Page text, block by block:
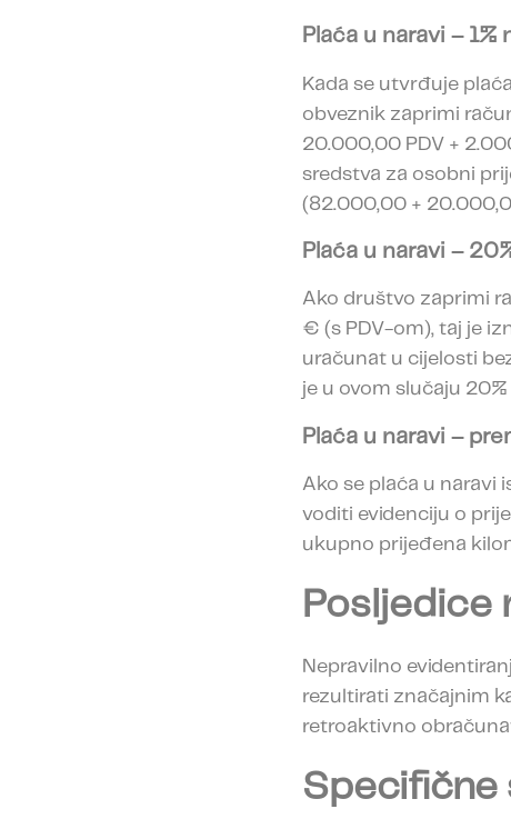
Plaća u naravi –
Kada se utvrđuje
obveznik zaprimi
20.000,00 PDV +
sredstva za osobni
(82.000,00 +
Plaća u naravi –
Ako društvo zaprimi
€ (s PDV-om), taj je
uračunat u cijelosti
je u ovom slučaju
Plaća u naravi –
Ako se plaća u naravi
voditi evidenciju o
ukupno prijeđena
Posljedice
Nepravilno
rezultirati značajnim
retroaktivno
Specifične